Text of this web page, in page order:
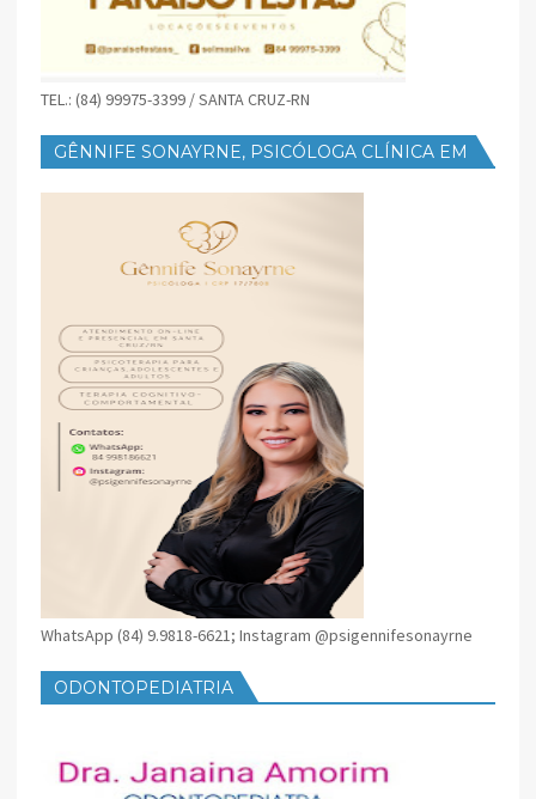
TEL.: (84) 99975-3399 / SANTA CRUZ-RN
GÊNNIFE SONAYRNE, PSICÓLOGA CLÍNICA EM
WhatsApp (84) 9.9818-6621; Instagram @psigennifesonayrne
ODONTOPEDIATRIA